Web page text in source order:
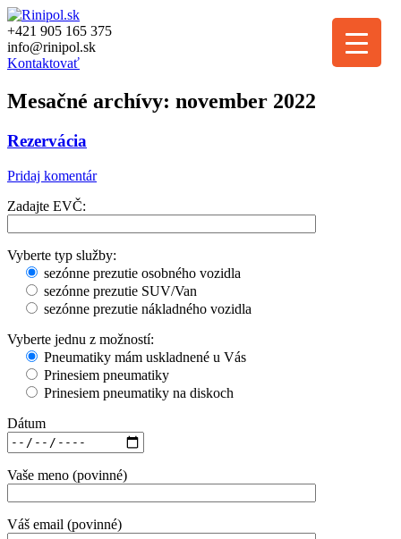
+421 905 165 375
info@rinipol.sk
Kontaktovať
Mesačné archívy: november 2022
Rezervácia
Pridaj komentár
Zadajte EVČ:
Vyberte typ služby:
sezónne prezutie osobného vozidla
sezónne prezutie SUV/Van
sezónne prezutie nákladného vozidla
Vyberte jednu z možností:
Pneumatiky mám uskladnené u Vás
Prinesiem pneumatiky
Prinesiem pneumatiky na diskoch
Dátum
Vaše meno (povinné)
Váš email (povinné)